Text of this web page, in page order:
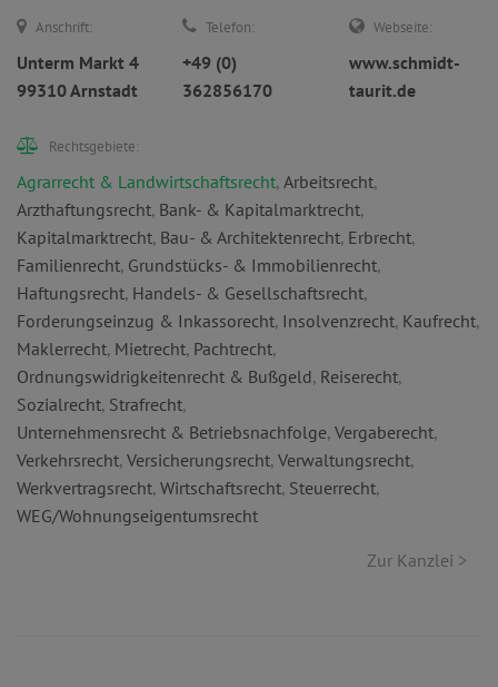
Anschrift:
Unterm Markt 4
99310 Arnstadt
Telefon:
+49 (0)
362856170
Webseite:
www.schmidt-
taurit.de
Rechtsgebiete:
Agrarrecht & Landwirtschaftsrecht, Arbeitsrecht,
Arzthaftungsrecht, Bank- & Kapitalmarktrecht,
Kapitalmarktrecht, Bau- & Architektenrecht, Erbrecht,
Familienrecht, Grundstücks- & Immobilienrecht,
Haftungsrecht, Handels- & Gesellschaftsrecht,
Forderungseinzug & Inkassorecht, Insolvenzrecht, Kaufrecht,
Maklerrecht, Mietrecht, Pachtrecht,
Ordnungswidrigkeitenrecht & Bußgeld, Reiserecht,
Sozialrecht, Strafrecht,
Unternehmensrecht & Betriebsnachfolge, Vergaberecht,
Verkehrsrecht, Versicherungsrecht, Verwaltungsrecht,
Werkvertragsrecht, Wirtschaftsrecht, Steuerrecht,
WEG/Wohnungseigentumsrecht
Zur Kanzlei >